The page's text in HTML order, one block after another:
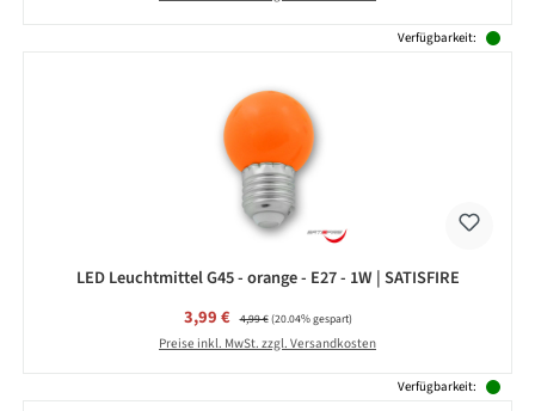
Verfügbarkeit:
LED Leuchtmittel G45 - orange - E27 - 1W | SATISFIRE
Verkaufspreis:
3,99 € Regulärer Preis:
4,99 €(20.04% gespart)
Preise inkl. MwSt. zzgl. Versandkosten
Verfügbarkeit: